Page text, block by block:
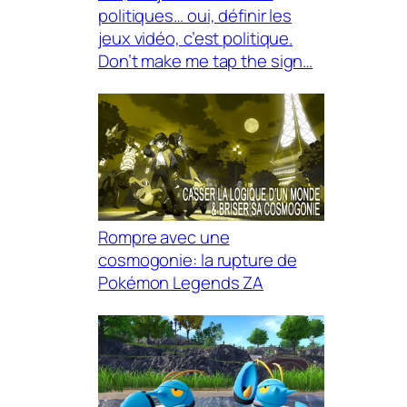
politiques… oui, définir les
jeux vidéo, c’est politique.
Don’t make me tap the sign…
Rompre avec une
cosmogonie: la rupture de
Pokémon Legends ZA